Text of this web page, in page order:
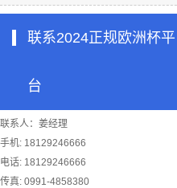
联系2024正规欧洲杯平
台
联系人：姜经理
手机: 18129246666
电话: 18129246666
传真: 0991-4858380